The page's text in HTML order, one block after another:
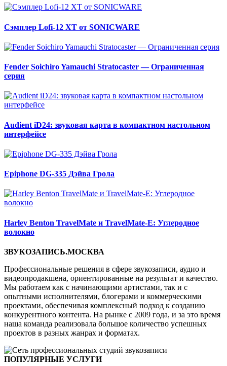
Сэмплер Lofi-12 XT от SONICWARE
Fender Soichiro Yamauchi Stratocaster — Ограниченная
серия
Audient iD24: звуковая карта в компактном настольном
интерфейсе
Epiphone DG-335 Дэйва Грола
Harley Benton TravelMate и TravelMate-E: Углеродное
волокно
ЗВУКОЗАПИСЬ.МОСКВА
Профессиональные решения в сфере звукозаписи, аудио и
видеопродакшена, ориентированные на результат и качество.
Мы работаем как с начинающими артистами, так и с
опытными исполнителями, блогерами и коммерческими
проектами, обеспечивая комплексный подход к созданию
конкурентного контента. На рынке с 2009 года, и за это время
наша команда реализовала большое количество успешных
проектов в разных жанрах и форматах.
ПОПУЛЯРНЫЕ УСЛУГИ